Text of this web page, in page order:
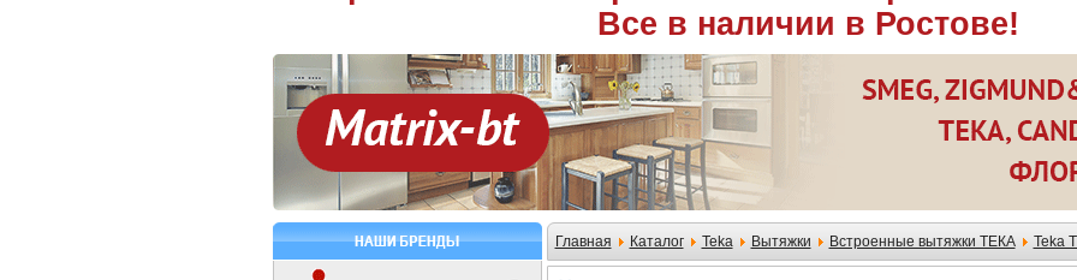
Все в наличии в Ростове!
Главная Каталог Teka Вытяжки Встроенные вытяжки ТЕКА Teka